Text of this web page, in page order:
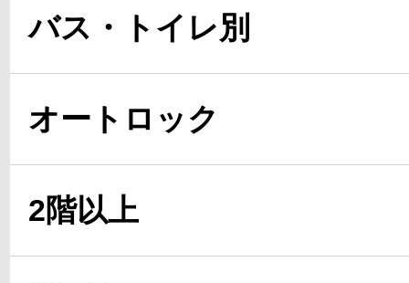
バス・トイレ別
オートロック
2階以上